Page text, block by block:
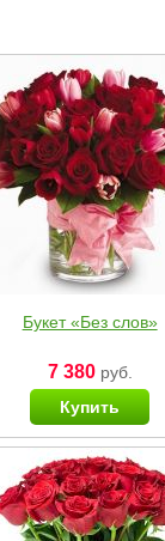
Букет «Без слов»
7 380руб.
Купить